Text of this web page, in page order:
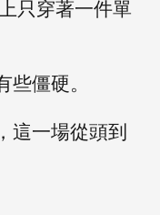
只穿著一件單
僵硬。
這一場從頭到